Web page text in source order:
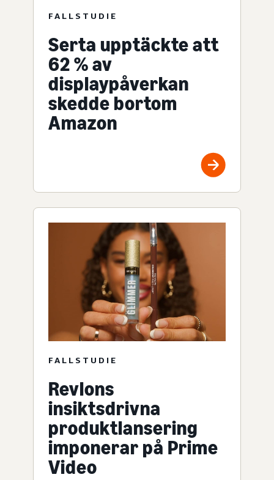
FALLSTUDIE
Serta upptäckte att
62 % av
displaypåverkan
skedde bortom
Amazon
FALLSTUDIE
Revlons
insiktsdrivna
produktlansering
imponerar på Prime
Video